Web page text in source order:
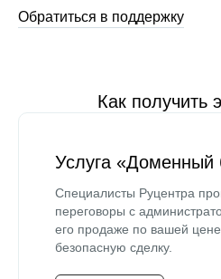
Обратиться в поддержку
Как получить
Услуга «Доменный
Специалисты Руцентра
переговоры с
его продаже по вашей
безопасную сделку.